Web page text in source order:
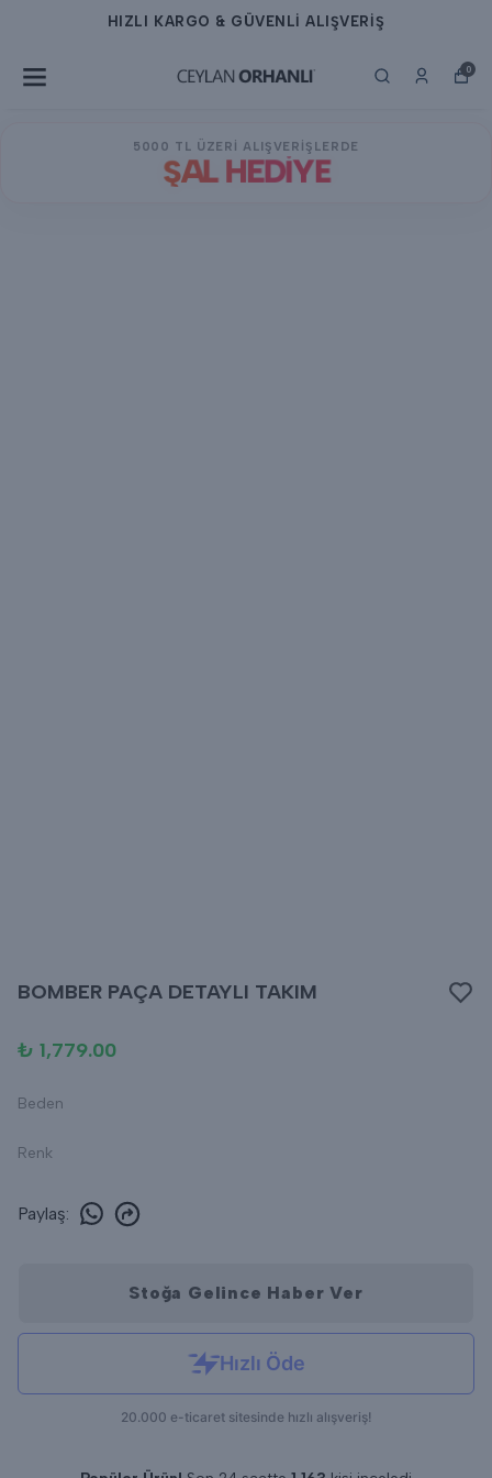
HIZLI KARGO & GÜVENLİ ALIŞVERİŞ
0
5000 TL ÜZERİ ALIŞVERİŞLERDE
ŞAL HEDİYE
BOMBER PAÇA DETAYLI TAKIM
₺ 1,779.00
Beden
Renk
Paylaş:
Stoğa Gelince Haber Ver